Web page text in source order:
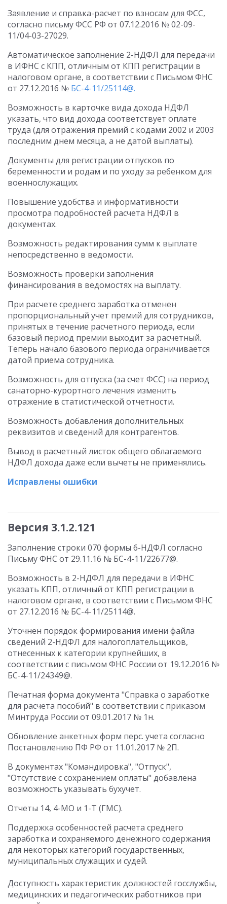
Заявление и справка-расчет по взносам для ФСС,
согласно письму ФСС РФ от 07.12.2016 № 02-09-
11/04-03-27029.
Автоматическое заполнение 2-НДФЛ для передачи
в ИФНС с КПП, отличным от КПП регистрации в
налоговом органе, в соответствии с Письмом ФНС
от 27.12.2016 № БС-4-11/25114@.
Возможность в карточке вида дохода НДФЛ
указать, что вид дохода соответствует оплате
труда (для отражения премий с кодами 2002 и 2003
последним днем месяца, а не датой выплаты).
Документы для регистрации отпусков по
беременности и родам и по уходу за ребенком для
военнослужащих.
Повышение удобства и информативности
просмотра подробностей расчета НДФЛ в
документах.
Возможность редактирования сумм к выплате
непосредственно в ведомости.
Возможность проверки заполнения
финансирования в ведомостях на выплату.
При расчете среднего заработка отменен
пропорциональный учет премий для сотрудников,
принятых в течение расчетного периода, если
базовый период премии выходит за расчетный.
Теперь начало базового периода ограничивается
датой приема сотрудника.
Возможность для отпуска (за счет ФСС) на период
санаторно-курортного лечения изменить
отражение в статистической отчетности.
Возможность добавления дополнительных
реквизитов и сведений для контрагентов.
Вывод в расчетный листок общего облагаемого
НДФЛ дохода даже если вычеты не применялись.
Исправлены ошибки
Версия 3.1.2.121
Заполнение строки 070 формы 6-НДФЛ согласно
Письму ФНС от 29.11.16 № БС-4-11/22677@.
Возможность в 2-НДФЛ для передачи в ИФНС
указать КПП, отличный от КПП регистрации в
налоговом органе, в соответствии с Письмом ФНС
от 27.12.2016 № БС-4-11/25114@.
Уточнен порядок формирования имени файла
сведений 2-НДФЛ для налогоплательщиков,
отнесенных к категории крупнейших, в
соответствии с письмом ФНС России от 19.12.2016 №
БС-4-11/24349@.
Печатная форма документа "Справка о заработке
для расчета пособий" в соответствии с приказом
Минтруда России от 09.01.2017 № 1н.
Обновление анкетных форм перс. учета согласно
Постановлению ПФ РФ от 11.01.2017 № 2П.
В документах "Командировка", "Отпуск",
"Отсутствие с сохранением оплаты" добавлена
возможность указывать бухучет.
Отчеты 14, 4-МО и 1-Т (ГМС).
Поддержка особенностей расчета среднего
заработка и сохраняемого денежного содержания
для некоторых категорий государственных,
муниципальных служащих и судей.
Доступность характеристик должностей госслужбы,
медицинских и педагогических работников при